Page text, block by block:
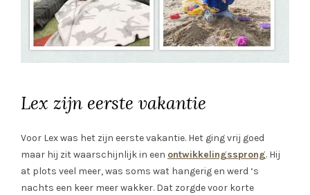
Lex zijn eerste vakantie
Voor Lex was het zijn eerste vakantie. Het ging vrij goed
maar hij zit waarschijnlijk in een ontwikkelingssprong. Hij
at plots veel meer, was soms wat hangerig en werd ‘s
nachts een keer meer wakker. Dat zorgde voor korte